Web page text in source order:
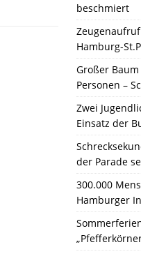
beschmiert
Hamburg-
Großer
Personen –
Zwei
Einsatz der
der Parade
300.000
Hamburger